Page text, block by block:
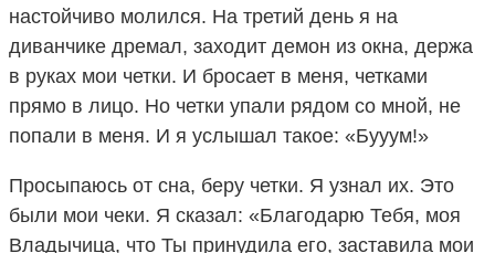
настойчиво молился. На третий день я на
диванчике дремал, заходит демон из окна, держа
в руках мои четки. И бросает в меня, четками
прямо в лицо. Но четки упали рядом со мной, не
попали в меня. И я услышал такое: «Бууум!»
Просыпаюсь от сна, беру четки. Я узнал их. Это
были мои чеки. Я сказал: «Благодарю Тебя, моя
Владычица, что Ты принудила его, заставила мои